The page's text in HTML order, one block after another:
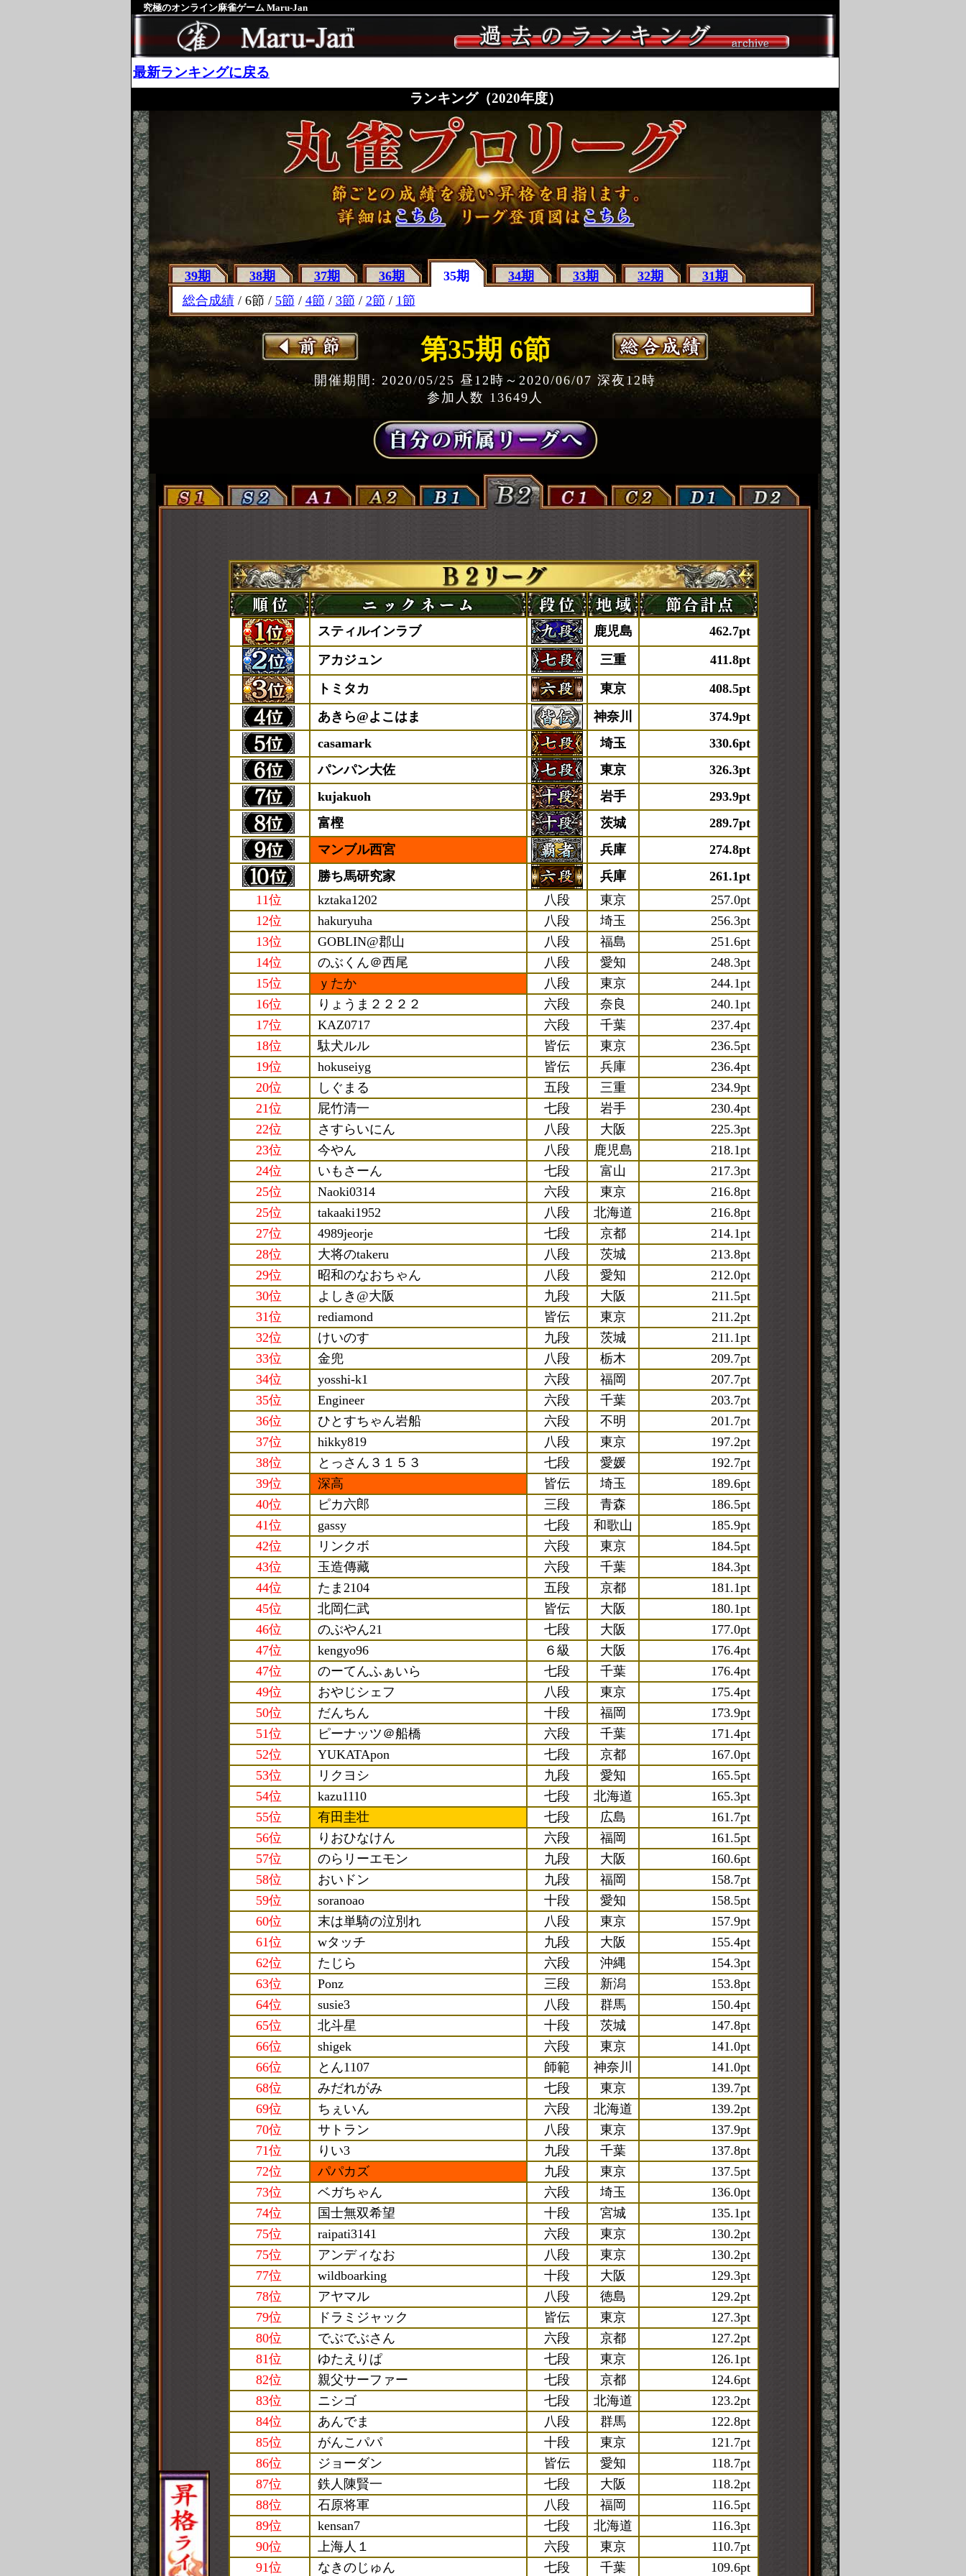
究極のオンライン麻雀ゲーム Maru-Jan
最新ランキングに戻る
ランキング（2020年度）
39期 38期 37期 36期 35期 34期 33期 32期
31期
総合成績/ 6節 / 5節 / 4節 / 3節 / 2節 / 1節
第35期 6節
開催期間: 2020/05/25 昼12時～2020/06/07 深夜12時
参加人数 13649人
スティルインラブ 鹿児島
462.7pt
アカジュン
三重
411.8pt
トミタカ
東京
408.5pt
あきら@よこはま
神奈川
374.9pt
casamark
埼玉
330.6pt
パンパン大佐
東京
326.3pt
kujakuoh
岩手
293.9pt
富樫
茨城
289.7pt
マンブル西宮
兵庫
274.8pt
勝ち馬研究家
兵庫
261.1pt
11位
kztaka1202 八段 東京
257.0pt
12位
hakuryuha 八段 埼玉
256.3pt
13位
GOBLIN@郡山 八段 福島
251.6pt
14位
のぶくん＠西尾 八段 愛知
248.3pt
15位
ｙたか 八段 東京
244.1pt
16位
りょうま２２２２ 六段 奈良
240.1pt
17位
KAZ0717 六段 千葉
237.4pt
18位
駄犬ルル 皆伝 東京
236.5pt
19位
hokuseiyg 皆伝 兵庫
236.4pt
20位
しぐまる 五段 三重
234.9pt
21位
屁竹清一 七段 岩手
230.4pt
22位
さすらいにん 八段 大阪
225.3pt
23位
今やん 八段 鹿児島
218.1pt
24位
いもさーん 七段 富山
217.3pt
25位
Naoki0314 六段 東京
216.8pt
25位
takaaki1952 八段 北海道
216.8pt
27位
4989jeorje 七段 京都
214.1pt
28位
大将のtakeru 八段 茨城
213.8pt
29位
昭和のなおちゃん 八段 愛知
212.0pt
30位
よしき@大阪 九段 大阪
211.5pt
31位
rediamond 皆伝 東京
211.2pt
32位
けいのす 九段 茨城
211.1pt
33位
金兜 八段 栃木
209.7pt
34位
yosshi-k1 六段 福岡
207.7pt
35位
Engineer 六段 千葉
203.7pt
36位
ひとすちゃん岩船 六段 不明
201.7pt
37位
hikky819 八段 東京
197.2pt
38位
とっさん３１５３ 七段 愛媛
192.7pt
39位
深高 皆伝 埼玉
189.6pt
40位
ピカ六郎 三段 青森
186.5pt
41位
gassy 七段 和歌山
185.9pt
42位
リンクボ 六段 東京
184.5pt
43位
玉造傳藏 六段 千葉
184.3pt
44位
たま2104 五段 京都
181.1pt
45位
北岡仁武 皆伝 大阪
180.1pt
46位
のぶやん21 七段 大阪
177.0pt
47位
kengyo96 ６級 大阪
176.4pt
47位
のーてんふぁいら 七段 千葉
176.4pt
49位
おやじシェフ 八段 東京
175.4pt
50位
だんちん 十段 福岡
173.9pt
51位
ピーナッツ＠船橋 六段 千葉
171.4pt
52位
YUKATApon 七段 京都
167.0pt
53位
リクヨシ 九段 愛知
165.5pt
54位
kazu1110 七段 北海道
165.3pt
55位
有田圭壮 七段 広島
161.7pt
56位
りおひなけん 六段 福岡
161.5pt
57位
のらリーエモン 九段 大阪
160.6pt
58位
おいドン 九段 福岡
158.7pt
59位
soranoao 十段 愛知
158.5pt
60位
末は単騎の泣別れ 八段 東京
157.9pt
61位
wタッチ 九段 大阪
155.4pt
62位
たじら 六段 沖縄
154.3pt
63位
Ponz 三段 新潟
153.8pt
64位
susie3 八段 群馬
150.4pt
65位
北斗星 十段 茨城
147.8pt
66位
shigek 六段 東京
141.0pt
66位
とん1107 師範 神奈川
141.0pt
68位
みだれがみ 七段 東京
139.7pt
69位
ちぇいん 六段 北海道
139.2pt
70位
サトラン 八段 東京
137.9pt
71位
りい3 九段 千葉
137.8pt
72位
パパカズ 九段 東京
137.5pt
73位
ベガちゃん 六段 埼玉
136.0pt
74位
国士無双希望 十段 宮城
135.1pt
75位
raipati3141 六段 東京
130.2pt
75位
アンディなお 八段 東京
130.2pt
77位
wildboarking 十段 大阪
129.3pt
78位
アヤマル 八段 徳島
129.2pt
79位
ドラミジャック 皆伝 東京
127.3pt
80位
でぶでぶさん 六段 京都
127.2pt
81位
ゆたえりぱ 七段 東京
126.1pt
82位
親父サーファー 七段 京都
124.6pt
83位
ニシゴ 七段 北海道
123.2pt
84位
あんでま 八段 群馬
122.8pt
85位
がんこパパ 十段 東京
121.7pt
86位
ジョーダン 皆伝 愛知
118.7pt
87位
鉄人陳賢一 七段 大阪
118.2pt
88位
石原将軍 八段 福岡
116.5pt
89位
kensan7 七段 北海道
116.3pt
90位
上海人１ 六段 東京
110.7pt
91位
なきのじゅん 七段 千葉 109.6pt